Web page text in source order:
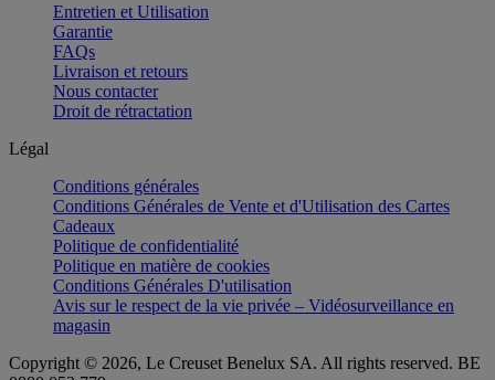
Entretien et Utilisation
Garantie
FAQs
Livraison et retours
Nous contacter
Droit de rétractation
Légal
Conditions générales
Conditions Générales de Vente et d'Utilisation des Cartes
Cadeaux
Politique de confidentialité
Politique en matière de cookies
Conditions Générales D'utilisation
Avis sur le respect de la vie privée – Vidéosurveillance en
magasin
Copyright © 2026, Le Creuset Benelux SA. All rights reserved. BE